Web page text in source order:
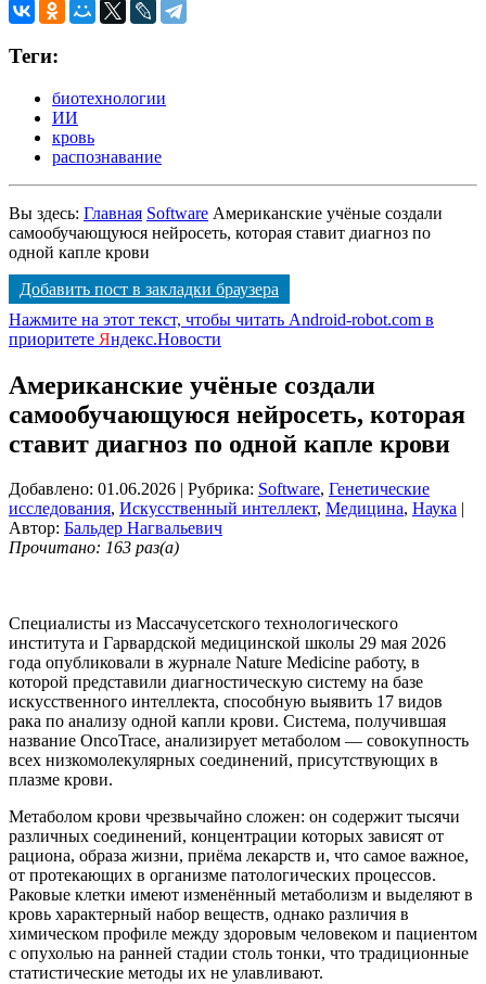
Теги:
биотехнологии
ИИ
кровь
распознавание
Вы здесь: Главная Software Американские учёные создали
самообучающуюся нейросеть, которая ставит диагноз по
одной капле крови
Добавить пост в закладки браузера
Нажмите на этот текст, чтобы читать Android-robot.com в
приоритете Яндекс.Новости
Американские учёные создали
самообучающуюся нейросеть, которая
ставит диагноз по одной капле крови
Добавлено: 01.06.2026 | Рубрика: Software, Генетические
исследования, Искусственный интеллект, Медицина, Наука
Автор: Бальдер Нагвальевич
Прочитано: 163 раз(а)
Специалисты из Массачусетского технологического
института и Гарвардской медицинской школы 29 мая 2026
года опубликовали в журнале Nature Medicine работу, в
которой представили диагностическую систему на базе
искусственного интеллекта, способную выявить 17 видов
рака по анализу одной капли крови. Система, получившая
название OncoTrace, анализирует метаболом — совокупность
всех низкомолекулярных соединений, присутствующих в
плазме крови.
Метаболом крови чрезвычайно сложен: он содержит тысячи
различных соединений, концентрации которых зависят от
рациона, образа жизни, приёма лекарств и, что самое важное,
от протекающих в организме патологических процессов.
Раковые клетки имеют изменённый метаболизм и выделяют в
кровь характерный набор веществ, однако различия в
химическом профиле между здоровым человеком и пациентом
с опухолью на ранней стадии столь тонки, что традиционные
статистические методы их не улавливают.